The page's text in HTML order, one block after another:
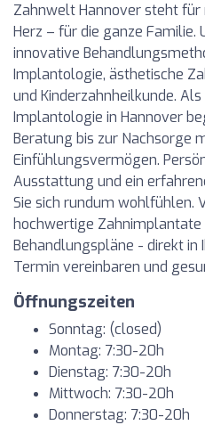
Zahnwelt Hannover steht
Herz – für die ganze Familie.
innovative
Implantologie, ästhetische
und Kinderzahnheilkunde.
Implantologie in Hannover
Beratung bis zur Nachsorge
Einfühlungsvermögen.
Ausstattung und ein
Sie sich rundum wohlfühlen.
hochwertige Zahnimplantate
Behandlungspläne - direkt in
Termin vereinbaren und
Öffnungszeiten
Sonntag: (closed)
Montag: 7:30-20h
Dienstag: 7:30-20h
Mittwoch: 7:30-20h
Donnerstag: 7:30-20h